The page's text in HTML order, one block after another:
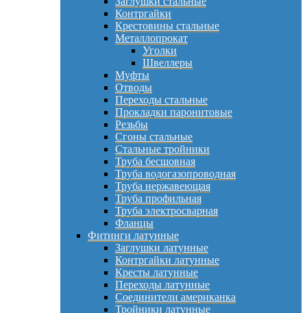
Контргайки
Крестовины стальные
Металлопрокат
Уголки
Швеллеры
Муфты
Отводы
Переходы стальные
Прокладки паронитовые
Резьбы
Сгоны стальные
Стальные тройники
Труба бесшовная
Труба водогазопроводная
Труба нержавеющая
Труба профильная
Труба электросварная
Фланцы
Фитинги латунные
Заглушки латунные
Контргайки латунные
Кресты латунные
Переходы латунные
Соединители американка
Тройники латунные